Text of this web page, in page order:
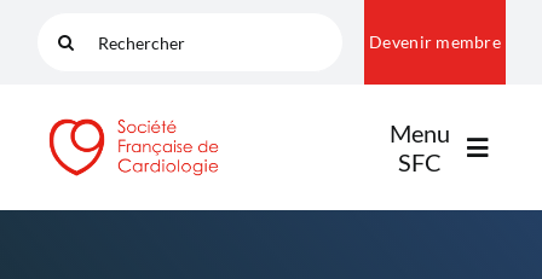
Rechercher: Devenir membre
Menu
SFC